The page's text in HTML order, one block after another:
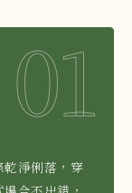
01
淨俐落，穿